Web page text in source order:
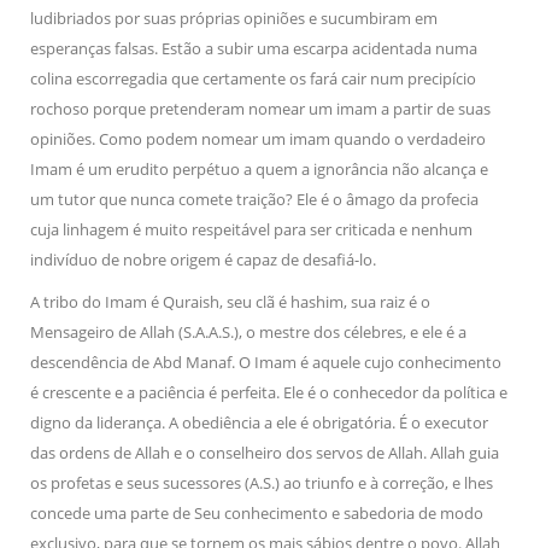
ludibriados por suas próprias opiniões e sucumbiram em
esperanças falsas. Estão a subir uma escarpa acidentada numa
colina escorregadia que certamente os fará cair num precipício
rochoso porque pretenderam nomear um imam a partir de suas
opiniões. Como podem nomear um imam quando o verdadeiro
Imam é um erudito perpétuo a quem a ignorância não alcança e
um tutor que nunca comete traição? Ele é o âmago da profecia
cuja linhagem é muito respeitável para ser criticada e nenhum
indivíduo de nobre origem é capaz de desafiá-lo.
A tribo do Imam é Quraish, seu clã é hashim, sua raiz é o
Mensageiro de Allah (S.A.A.S.), o mestre dos célebres, e ele é a
descendência de Abd Manaf. O Imam é aquele cujo conhecimento
é crescente e a paciência é perfeita. Ele é o conhecedor da política e
digno da liderança. A obediência a ele é obrigatória. É o executor
das ordens de Allah e o conselheiro dos servos de Allah. Allah guia
os profetas e seus sucessores (A.S.) ao triunfo e à correção, e lhes
concede uma parte de Seu conhecimento e sabedoria de modo
exclusivo, para que se tornem os mais sábios dentre o povo. Allah